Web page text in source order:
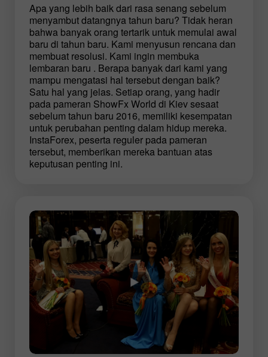
Apa yang lebih baik dari rasa senang sebelum
menyambut datangnya tahun baru? Tidak heran
bahwa banyak orang tertarik untuk memulai awal
baru di tahun baru. Kami menyusun rencana dan
membuat resolusi. Kami ingin membuka
lembaran baru . Berapa banyak dari kami yang
mampu mengatasi hal tersebut dengan baik?
Satu hal yang jelas. Setiap orang, yang hadir
pada pameran ShowFx World di Kiev sesaat
sebelum tahun baru 2016, memiliki kesempatan
untuk perubahan penting dalam hidup mereka.
InstaForex, peserta reguler pada pameran
tersebut, memberikan mereka bantuan atas
keputusan penting ini.